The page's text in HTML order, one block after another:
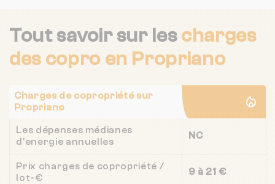
Tout savoir sur lescharges
des coproen Propriano
Charges de copropriété sur
Propriano
Les dépenses médianes
d'energie annuelles
NC
Prix charges de copropriété /
lot-€
9 à 21 €